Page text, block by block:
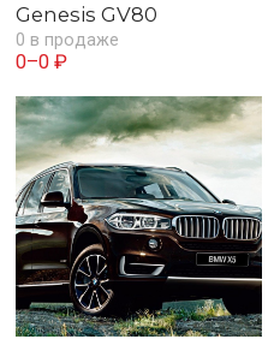
Genesis GV80
0 в продаже
0–0 ₽